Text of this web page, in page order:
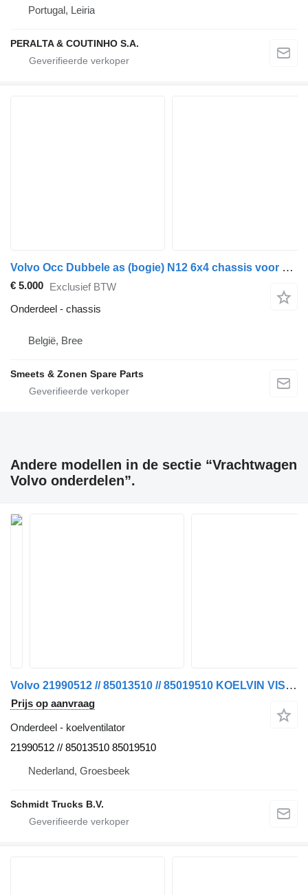
Portugal, Leiria
PERALTA & COUTINHO S.A.
Volvo Occ Dubbele as (bogie) N12 6x4 chassis voor vrachtwagen
€ 5.000 Exclusief BTW
Onderdeel - chassis
België, Bree
Smeets & Zonen Spare Parts
Andere modellen in de sectie “Vrachtwagen
Volvo onderdelen”.
Volvo 21990512 // 85013510 // 85019510 KOELVIN VISCOOSKOPPELING 330 MO koelventilator voor vrachtwagen
Prijs op aanvraag
Onderdeel - koelventilator
21990512 // 85013510 85019510
Nederland, Groesbeek
Schmidt Trucks B.V.